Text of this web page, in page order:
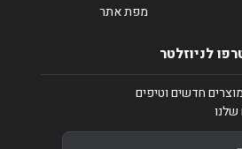
מפת אתר
לניוזלטר
חדשים וטיפים